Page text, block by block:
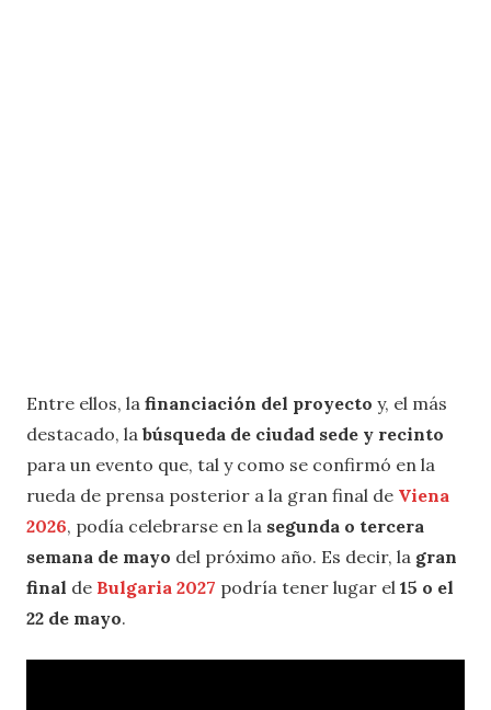
Entre ellos, la financiación del proyecto y, el más
destacado, la búsqueda de ciudad sede y recinto
para un evento que, tal y como se confirmó en la
rueda de prensa posterior a la gran final de Viena
2026, podía celebrarse en la segunda o tercera
semana de mayo del próximo año. Es decir, la gran
final de Bulgaria 2027 podría tener lugar el 15 o el
22 de mayo.